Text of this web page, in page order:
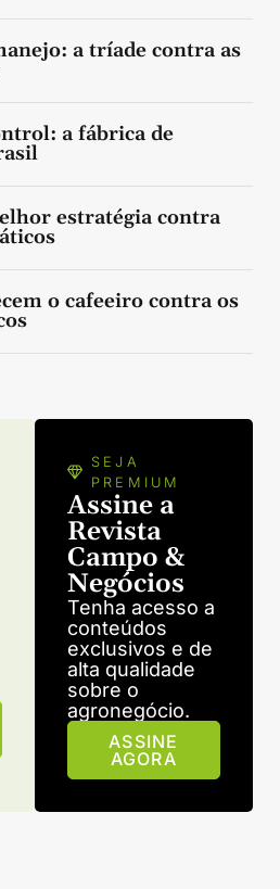
a tríade contra as
a fábrica de
estratégia contra
o cafeeiro contra os
SEJA
PREMIUM
Assine a
Revista
Campo &
Negócios
Tenha acesso a
conteúdos
exclusivos e de
alta qualidade
sobre o
agronegócio.
ASSINE
AGORA